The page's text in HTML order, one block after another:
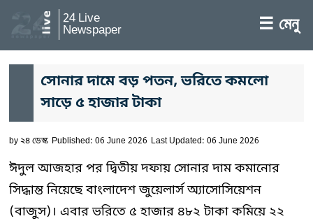
24 Live
Newspaper ☰ মেনু
সোনার দামে বড় পতন, ভরিতে কমলো
সাড়ে ৫ হাজার টাকা
by২৪ ডেস্ক Published: 06 June 2026 Last Updated: 06 June 2026
ঈদুল আজহার পর দ্বিতীয় দফায় সোনার দাম কমানোর
সিদ্ধান্ত নিয়েছে বাংলাদেশ জুয়েলার্স অ্যাসোসিয়েশন
(বাজুস)। এবার ভরিতে ৫ হাজার ৪৮২ টাকা কমিয়ে ২২